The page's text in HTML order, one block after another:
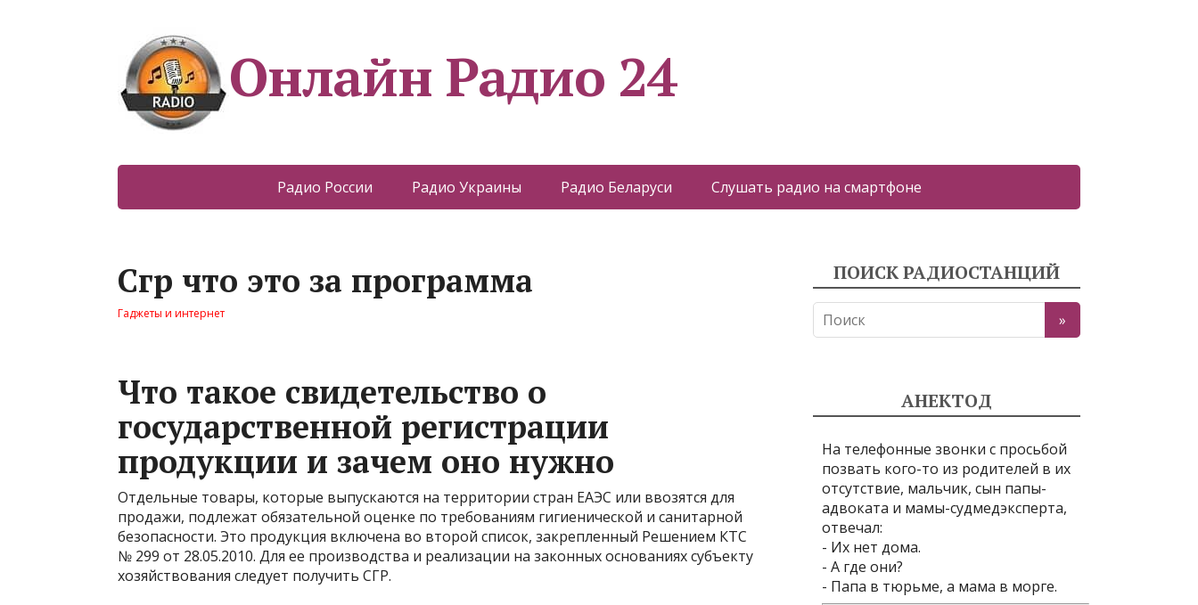
Онлайн Радио 24
Радио России Радио Украины Радио Беларуси Слушать радио на смартфоне
Сгр что это за программа
Гаджеты и интернет
Что такое свидетельство о
государственной регистрации
продукции и зачем оно нужно
Отдельные товары, которые выпускаются на территории стран ЕАЭС или ввозятся для
продажи, подлежат обязательной оценке по требованиям гигиенической и санитарной
безопасности. Это продукция включена во второй список, закрепленный Решением КТС
№ 299 от 28.05.2010. Для ее производства и реализации на законных основаниях субъекту
хозяйствования следует получить СГР.
ПОИСК РАДИОСТАНЦИЙ
АНЕКТОД
На телефонные звонки с просьбой
позвать кого-то из родителей в их
отсутствие, мальчик, сын папы-
адвоката и мамы-судмедэксперта,
отвечал:
- Их нет дома.
- А где они?
- Папа в тюрьме, а мама в морге.